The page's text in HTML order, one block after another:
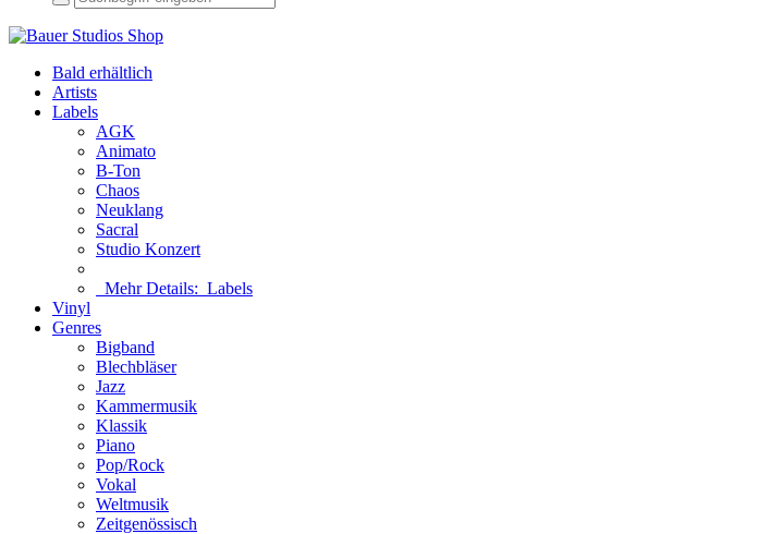
Bald erhältlich
Artists
Labels
AGK
Animato
B-Ton
Chaos
Neuklang
Sacral
Studio Konzert
Mehr Details: Labels
Vinyl
Genres
Bigband
Blechbläser
Jazz
Kammermusik
Klassik
Piano
Pop/Rock
Vokal
Weltmusik
Zeitgenössisch